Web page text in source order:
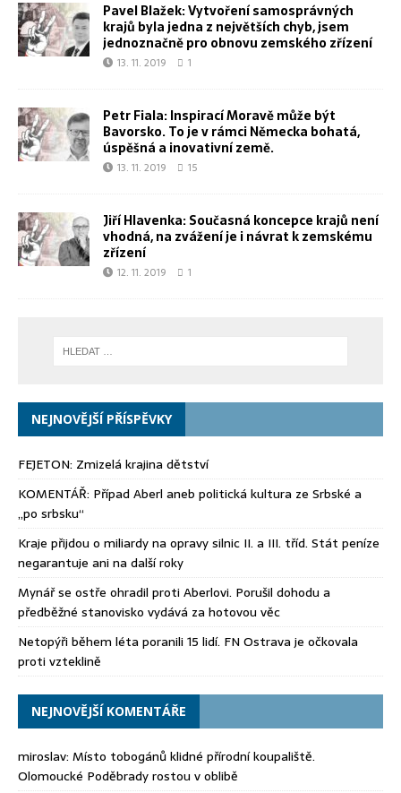
Pavel Blažek: Vytvoření samosprávných
krajů byla jedna z největších chyb, jsem
jednoznačně pro obnovu zemského zřízení
13. 11. 2019 1
Petr Fiala: Inspirací Moravě může být
Bavorsko. To je v rámci Německa bohatá,
úspěšná a inovativní země.
13. 11. 2019 15
Jiří Hlavenka: Současná koncepce krajů není
vhodná, na zvážení je i návrat k zemskému
zřízení
12. 11. 2019 1
NEJNOVĚJŠÍ PŘÍSPĚVKY
FEJETON: Zmizelá krajina dětství
KOMENTÁŘ: Případ Aberl aneb politická kultura ze Srbské a
„po srbsku“
Kraje přijdou o miliardy na opravy silnic II. a III. tříd. Stát peníze
negarantuje ani na další roky
Mynář se ostře ohradil proti Aberlovi. Porušil dohodu a
předběžné stanovisko vydává za hotovou věc
Netopýři během léta poranili 15 lidí. FN Ostrava je očkovala
proti vzteklině
NEJNOVĚJŠÍ KOMENTÁŘE
miroslav: Místo tobogánů klidné přírodní koupaliště.
Olomoucké Poděbrady rostou v oblibě